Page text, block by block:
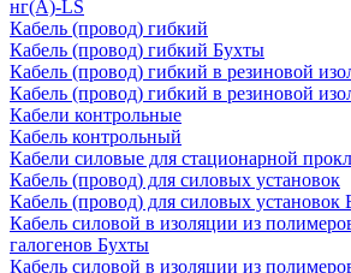
нг(А)-LS
Кабель (провод) гибкий
Кабель (провод) гибкий Бухты
Кабель (провод) гибкий в резиновой
Кабель (провод) гибкий в резиновой
Кабели контрольные
Кабель контрольный
Кабели силовые для стационарной
Кабель (провод) для силовых установок
Кабель (провод) для силовых установок
Кабель силовой в изоляции из
галогенов Бухты
Кабель силовой в изоляции из